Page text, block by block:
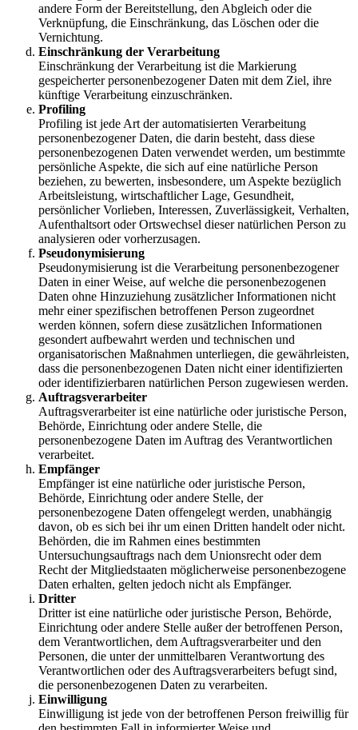
andere Form der Bereitstellung, den Abgleich oder die
Verknüpfung, die Einschränkung, das Löschen oder die
Vernichtung.
Einschränkung der Verarbeitung
Einschränkung der Verarbeitung ist die Markierung
gespeicherter personenbezogener Daten mit dem Ziel, ihre
künftige Verarbeitung einzuschränken.
Profiling
Profiling ist jede Art der automatisierten Verarbeitung
personenbezogener Daten, die darin besteht, dass diese
personenbezogenen Daten verwendet werden, um bestimmte
persönliche Aspekte, die sich auf eine natürliche Person
beziehen, zu bewerten, insbesondere, um Aspekte bezüglich
Arbeitsleistung, wirtschaftlicher Lage, Gesundheit,
persönlicher Vorlieben, Interessen, Zuverlässigkeit, Verhalten,
Aufenthaltsort oder Ortswechsel dieser natürlichen Person zu
analysieren oder vorherzusagen.
Pseudonymisierung
Pseudonymisierung ist die Verarbeitung personenbezogener
Daten in einer Weise, auf welche die personenbezogenen
Daten ohne Hinzuziehung zusätzlicher Informationen nicht
mehr einer spezifischen betroffenen Person zugeordnet
werden können, sofern diese zusätzlichen Informationen
gesondert aufbewahrt werden und technischen und
organisatorischen Maßnahmen unterliegen, die gewährleisten,
dass die personenbezogenen Daten nicht einer identifizierten
oder identifizierbaren natürlichen Person zugewiesen werden.
Auftragsverarbeiter
Auftragsverarbeiter ist eine natürliche oder juristische Person,
Behörde, Einrichtung oder andere Stelle, die
personenbezogene Daten im Auftrag des Verantwortlichen
verarbeitet.
Empfänger
Empfänger ist eine natürliche oder juristische Person,
Behörde, Einrichtung oder andere Stelle, der
personenbezogene Daten offengelegt werden, unabhängig
davon, ob es sich bei ihr um einen Dritten handelt oder nicht.
Behörden, die im Rahmen eines bestimmten
Untersuchungsauftrags nach dem Unionsrecht oder dem
Recht der Mitgliedstaaten möglicherweise personenbezogene
Daten erhalten, gelten jedoch nicht als Empfänger.
Dritter
Dritter ist eine natürliche oder juristische Person, Behörde,
Einrichtung oder andere Stelle außer der betroffenen Person,
dem Verantwortlichen, dem Auftragsverarbeiter und den
Personen, die unter der unmittelbaren Verantwortung des
Verantwortlichen oder des Auftragsverarbeiters befugt sind,
die personenbezogenen Daten zu verarbeiten.
Einwilligung
Einwilligung ist jede von der betroffenen Person freiwillig für